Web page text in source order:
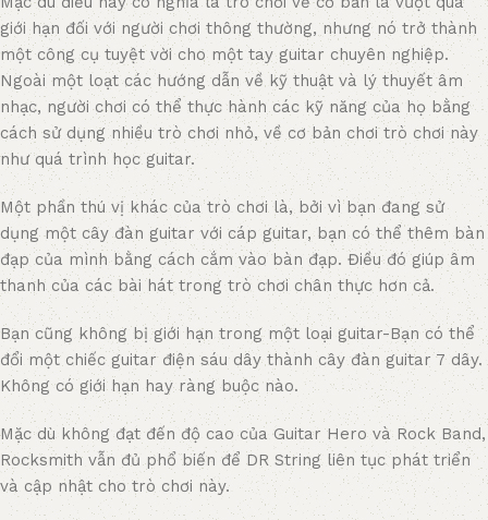
giới hạn đối với người chơi thông thường, nhưng nó trở thành
một công cụ tuyệt vời cho một tay guitar chuyên nghiệp.
Ngoài một loạt các hướng dẫn về kỹ thuật và lý thuyết âm
nhạc, người chơi có thể thực hành các kỹ năng của họ bằng
cách sử dụng nhiều trò chơi nhỏ, về cơ bản chơi trò chơi này
như quá trình học guitar.
Một phần thú vị khác của trò chơi là, bởi vì bạn đang sử
dụng một cây đàn guitar với cáp guitar, bạn có thể thêm bàn
đạp của mình bằng cách cắm vào bàn đạp. Điều đó giúp âm
thanh của các bài hát trong trò chơi chân thực hơn cả.
Bạn cũng không bị giới hạn trong một loại guitar-Bạn có thể
đổi một chiếc guitar điện sáu dây thành cây đàn guitar 7 dây.
Không có giới hạn hay ràng buộc nào.
Mặc dù không đạt đến độ cao của Guitar Hero và Rock Band,
Rocksmith vẫn đủ phổ biến để DR String liên tục phát triển
và cập nhật cho trò chơi này.